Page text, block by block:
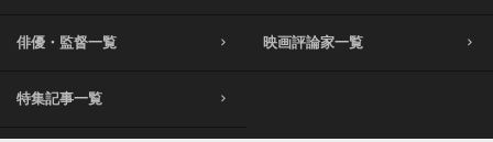
俳優・監督一覧 映画評論家一覧
特集記事一覧